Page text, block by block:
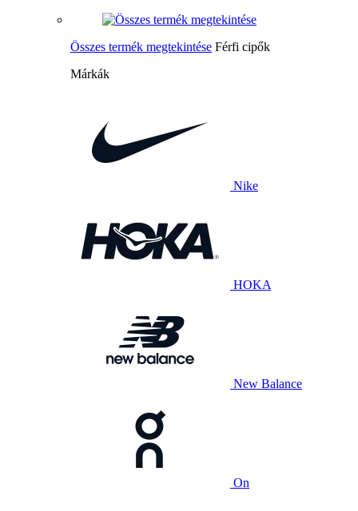
Összes termék megtekintése Férfi cipők
Márkák
Nike
HOKA
New Balance
On